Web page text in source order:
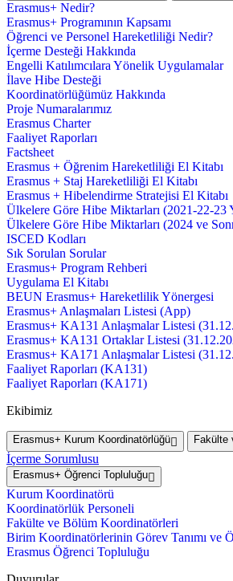
Erasmus+ Nedir?
Erasmus+ Programının Kapsamı
Öğrenci ve Personel Hareketliliği Nedir?
İçerme Desteği Hakkında
Engelli Katılımcılara Yönelik Uygulamalar
İlave Hibe Desteği
Koordinatörlüğümüz Hakkında
Proje Numaralarımız
Erasmus Charter
Faaliyet Raporları
Factsheet
Erasmus + Öğrenim Hareketliliği El Kitabı
Erasmus + Staj Hareketliliği El Kitabı
Erasmus + Hibelendirme Stratejisi El Kitabı
Ülkelere Göre Hibe Miktarları (2021-22-23
Ülkelere Göre Hibe Miktarları (2024 ve
ISCED Kodları
Sık Sorulan Sorular
Erasmus+ Program Rehberi
Uygulama El Kitabı
BEUN Erasmus+ Hareketlilik Yönergesi
Erasmus+ Anlaşmaları Listesi (App)
Erasmus+ KA131 Anlaşmalar Listesi
Erasmus+ KA131 Ortaklar Listesi
Erasmus+ KA171 Anlaşmalar Listesi
Faaliyet Raporları (KA131)
Faaliyet Raporları (KA171)
Ekibimiz
Erasmus+ Kurum Koordinatörlüğü Fakülte
İçerme Sorumlusu
Erasmus+ Öğrenci Topluluğu
Kurum Koordinatörü
Koordinatörlük Personeli
Fakülte ve Bölüm Koordinatörleri
Birim Koordinatörlerinin Görev Tanımı ve
Erasmus Öğrenci Topluluğu